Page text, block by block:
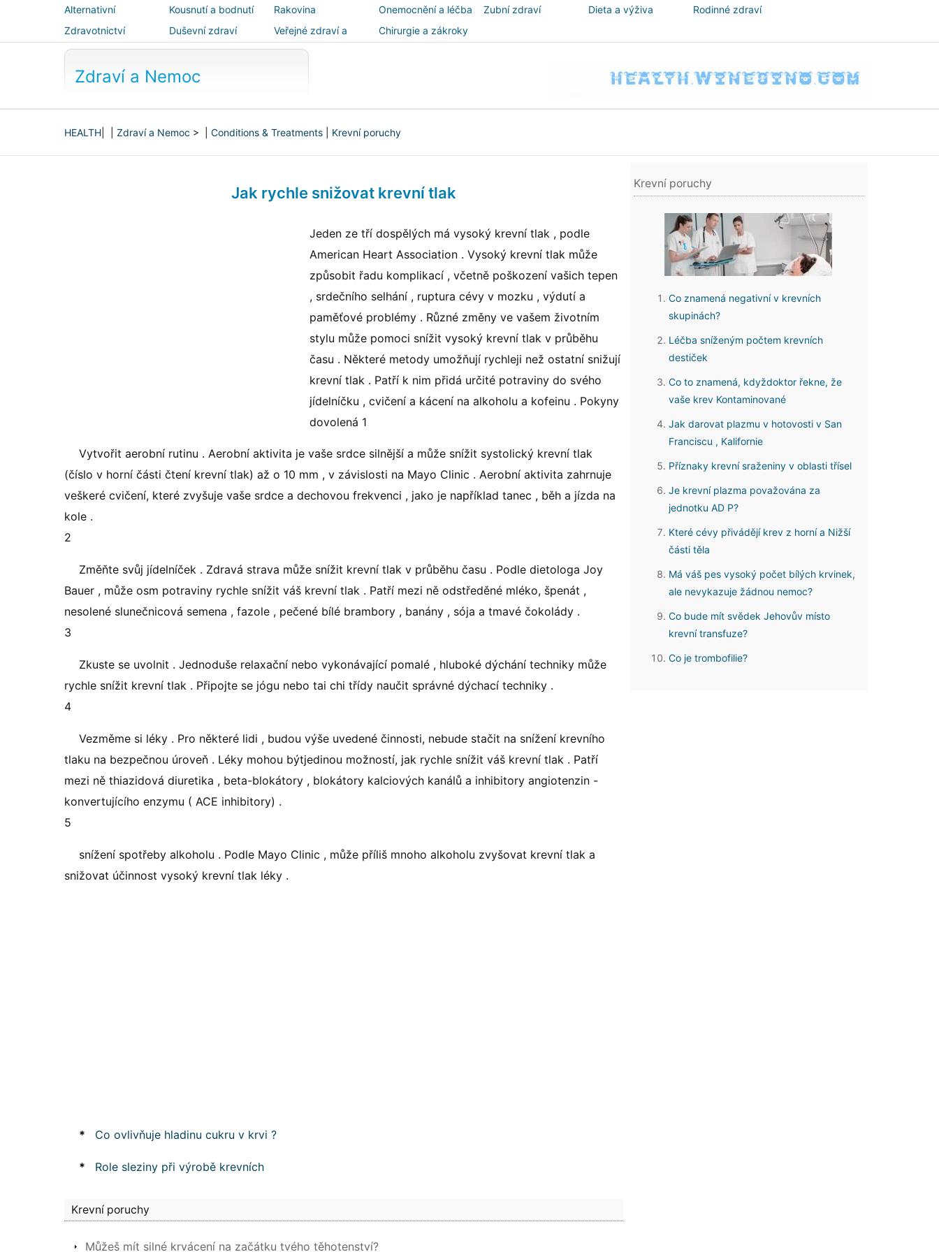
Alternativní
medicína
Kousnutí a bodnutí Rakovina Onemocnění a léčba Zubní zdraví Dieta a výživa
Rodinné zdraví
Zdravotnictví
Duševní zdraví
Veřejné zdraví a
bezpečnost
Chirurgie a zákroky
Zdraví a Nemoc
HEALTH Zdraví a Nemoc > | Conditions & Treatments Krevní poruchy
Jak rychle snižovat krevní tlak
Jeden ze tří dospělých má vysoký krevní tlak , podle
American Heart Association . Vysoký krevní tlak může
způsobit řadu komplikací , včetně poškození vašich tepen
, srdečního selhání , ruptura cévy v mozku , výdutí a
paměťové problémy . Různé změny ve vašem životním
stylu může pomoci snížit vysoký krevní tlak v průběhu
času . Některé metody umožňují rychleji než ostatní snižují
krevní tlak . Patří k nim přidá určité potraviny do svého
jídelníčku , cvičení a kácení na alkoholu a kofeinu . Pokyny
dovolená 1
Vytvořit aerobní rutinu . Aerobní aktivita je vaše srdce silnější a může snížit systolický krevní tlak
(číslo v horní části čtení krevní tlak) až o 10 mm , v závislosti na Mayo Clinic . Aerobní aktivita zahrnuje
veškeré cvičení, které zvyšuje vaše srdce a dechovou frekvenci , jako je například tanec , běh a jízda na
kole .
2
Změňte svůj jídelníček . Zdravá strava může snížit krevní tlak v průběhu času . Podle dietologa Joy
Bauer , může osm potraviny rychle snížit váš krevní tlak . Patří mezi ně odstředěné mléko, špenát ,
nesolené slunečnicová semena , fazole , pečené bílé brambory , banány , sója a tmavé čokolády .
3
Zkuste se uvolnit . Jednoduše relaxační nebo vykonávající pomalé , hluboké dýchání techniky může
rychle snížit krevní tlak . Připojte se jógu nebo tai chi třídy naučit správné dýchací techniky .
4
Vezměme si léky . Pro některé lidi , budou výše uvedené činnosti, nebude stačit na snížení krevního
tlaku na bezpečnou úroveň . Léky mohou býtjedinou možností, jak rychle snížit váš krevní tlak . Patří
mezi ně thiazidová diuretika , beta-blokátory , blokátory kalciových kanálů a inhibitory angiotenzin -
konvertujícího enzymu ( ACE inhibitory) .
5
snížení spotřeby alkoholu . Podle Mayo Clinic , může příliš mnoho alkoholu zvyšovat krevní tlak a
snižovat účinnost vysoký krevní tlak léky .
* Co ovlivňuje hladinu cukru v krvi ?
* Role sleziny při výrobě krevních
Krevní poruchy
Můžeš mít silné krvácení na začátku tvého těhotenství?
Krevní poruchy
Co znamená negativní v krevních
skupinách?
Léčba sníženým počtem krevních
destiček
Co to ​​znamená, kdyždoktor řekne, že
vaše krev Kontaminované
Jak darovat plazmu v hotovosti v San
Franciscu , Kalifornie
Příznaky krevní sraženiny v oblasti třísel
Je krevní plazma považována za
jednotku AD P?
Které cévy přivádějí krev z horní a Nižší
části těla
Má váš pes vysoký počet bílých krvinek,
ale nevykazuje žádnou nemoc?
Co bude mít svědek Jehovův místo
krevní transfuze?
Co je trombofilie?